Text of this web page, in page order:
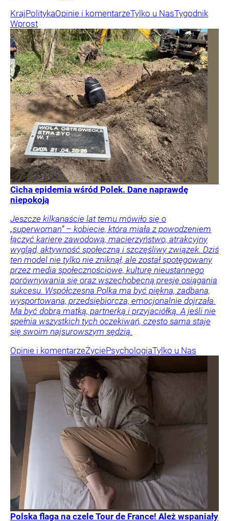
KrajPolitykaOpinie i komentarzeTylko u NasTygodnik
Wprost
Cicha epidemia wśród Polek. Dane naprawdę
niepokoją
Jeszcze kilkanaście lat temu mówiło się o
„superwoman” – kobiecie, która miała z powodzeniem
łączyć karierę zawodową, macierzyństwo, atrakcyjny
wygląd, aktywność społeczną i szczęśliwy związek. Dziś
ten model nie tylko nie zniknął, ale został spotęgowany
przez media społecznościowe, kulturę nieustannego
porównywania się oraz wszechobecną presję osiągania
sukcesu. Współczesna Polka ma być piękna, zadbana,
wysportowana, przedsiębiorcza, emocjonalnie dojrzała.
Ma być dobrą matką, partnerką i przyjaciółką. A jeśli nie
spełnia wszystkich tych oczekiwań, często sama staje
się swoim najsurowszym sędzią.
Opinie i komentarzeŻyciePsychologiaTylko u Nas
Polska flaga na czele Tour de France! Ależ wspaniały